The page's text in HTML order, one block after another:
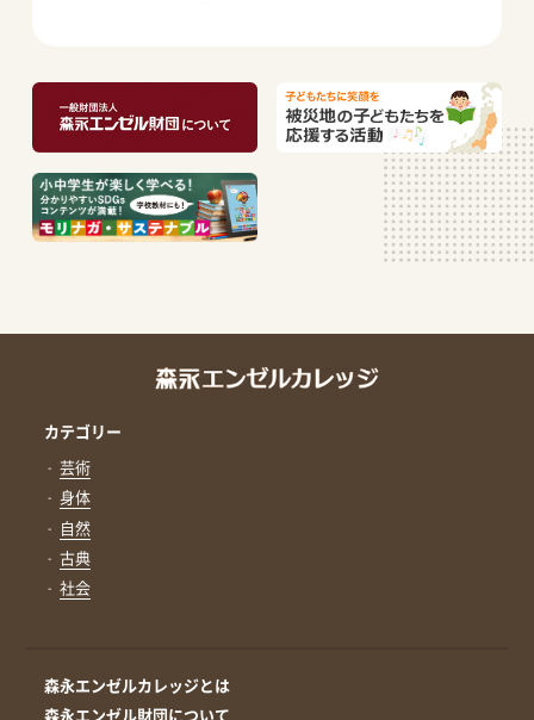
カテゴリー
芸術
身体
自然
古典
社会
森永エンゼルカレッジとは
森永エンゼル財団について